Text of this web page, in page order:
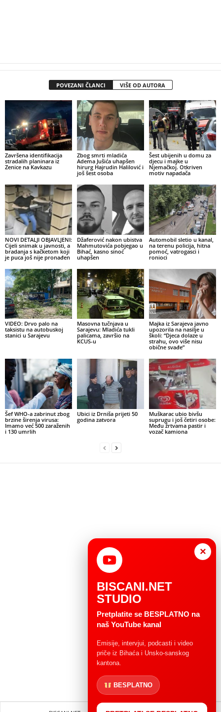
POVEZANI ČLANCI VIŠE OD AUTORA
Završena identifikacija
stradalih planinara iz
Zenice na Kavkazu
Zbog smrti mladića
Adema Jušića uhapšen
hirurg Hajrudin Halilović i
još šest osoba
Šest ubijenih u domu za
djecu i majke u
Njemačkoj. Otkriven
motiv napadača
NOVI DETALJI OBJAVLJENI:
Cijeli snimak u javnosti, a
bradanja s kačketom koji
je puca još nije pronađen
Džaferović nakon ubistva
Mahmutovića pobjegao u
Bihać, kasno sinoć
uhapšen
Automobil sletio u kanal,
na terenu policija, hitna
pomoć, vatrogasci i
ronioci
VIDEO: Drvo palo na
taksistu na autobuskoj
stanici u Sarajevu
Masovna tučnjava u
Sarajevu: Mladića tukli
palicama, završio na
KCUS-u
Majka iz Sarajeva javno
upozorila na nasilje u
školi: “Djeca dolaze u
strahu, ovo više nisu
obične svađe”
Šef WHO-a zabrinut zbog
brzine širenja virusa:
Imamo već 500 zaraženih
i 130 umrlih
Ubici iz Drniša prijeti 50
godina zatvora
Muškarac ubio bivšu
suprugu i još četiri osobe:
Među žrtvama pastir i
vozač kamiona
×
BISCANI.NET
STUDIO
Pretplatite se BESPLATNO na
naš YouTube kanal
Emisije, intervjui, podcasti i video
priče iz Bihaća i Unsko-sanskog
kantona.
BESPLATNO